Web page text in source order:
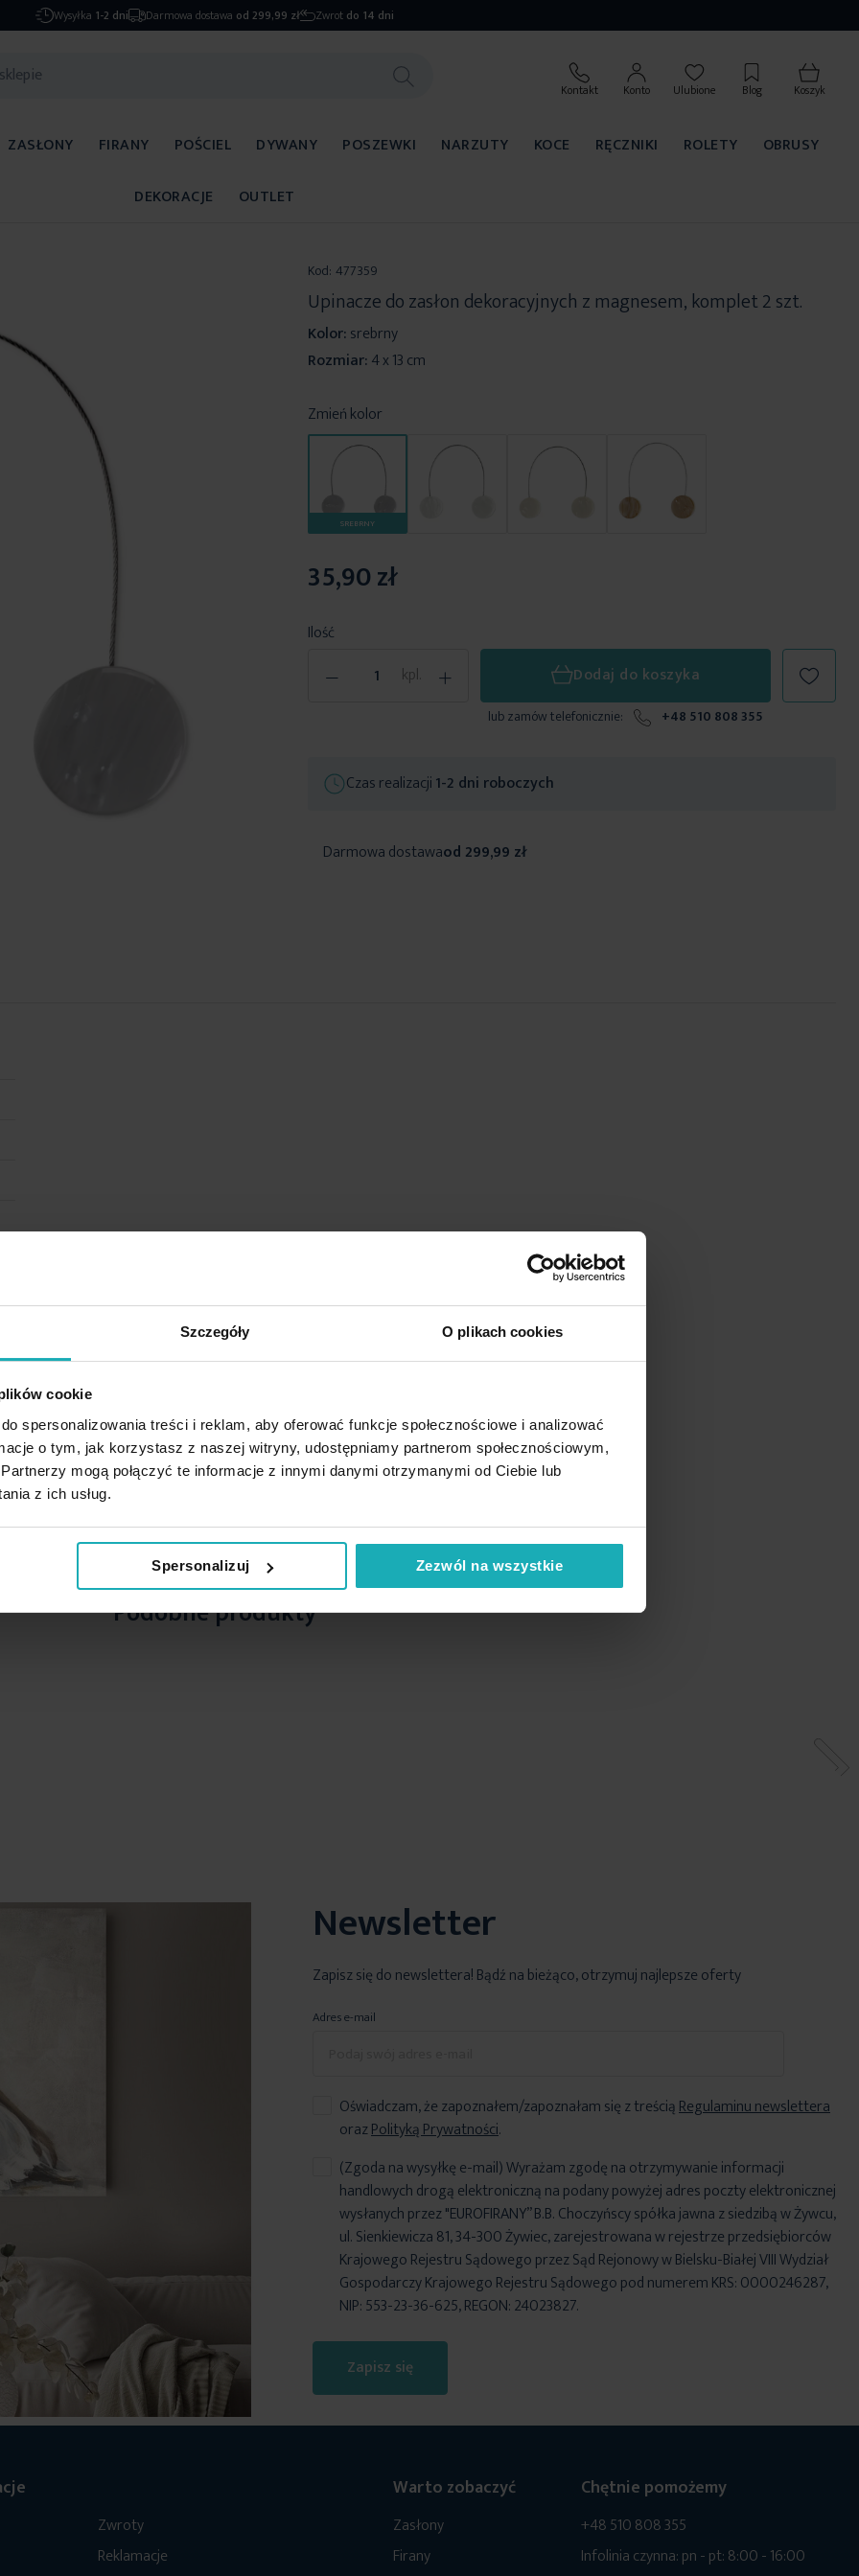
Szczegóły O plikach cookies
cookie
spersonalizowania treści i reklam, aby oferować funkcje społecznościowe i analizować
o tym, jak korzystasz z naszej witryny, udostępniamy partnerom społecznościowym,
mogą połączyć te informacje z innymi danymi otrzymanymi od Ciebie lub
z ich usług.
Spersonalizuj Zezwól na wszystkie
Wysyłka 1-2 dni Darmowa dostawa od 299,99 zł Zwrot do 14 dni
Kontakt Konto Ulubione Blog Koszyk
ZASŁONY FIRANY POŚCIEL DYWANY POSZEWKI NARZUTY KOCE RĘCZNIKI ROLETY
OBRUSY
DEKORACJE
OUTLET
Kod: 477359
Upinacze do zasłon dekoracyjnych z magnesem, komplet 2 szt.
Kolor:srebrny
Rozmiar:4 x 13 cm
Zmień kolor
SREBRNY
Ilość
- kpl. +
35,90 zł
Dodaj do koszyka
lub zamów telefonicznie: +48 510 808 355
Czas realizacji1-2 dni roboczych
Darmowa dostawaod 299,99 zł
Podobne produkty
Newsletter
Zapisz się do newslettera! Bądź na bieżąco, otrzymuj najlepsze oferty
Adres e-mail
Oświadczam, że zapoznałem/zapoznałam się z treściąRegulaminu newslettera
orazPolityką Prywatności.
Zapisz się
(Zgoda na wysyłkę e-mail) Wyrażam zgodę na otrzymywanie informacji
handlowych drogą elektroniczną na podany powyżej adres poczty elektronicznej
wysłanych przez "EUROFIRANY” B.B. Choczyńscy spółka jawna z siedzibą w Żywcu,
ul. Sienkiewicza 81, 34-300 Żywiec, zarejestrowana w rejestrze przedsiębiorców
Krajowego Rejestru Sądowego przez Sąd Rejonowy w Bielsku-Białej VIII Wydział
Gospodarczy Krajowego Rejestru Sądowego pod numerem KRS: 0000246287,
NIP: 553-23-36-625, REGON: 24023827.
Zwroty
Reklamacje
Warto zobaczyć
Zasłony
Firany
Chętnie pomożemy
+48 510 808 355
Infolinia czynna: pn - pt: 8:00 - 16:00